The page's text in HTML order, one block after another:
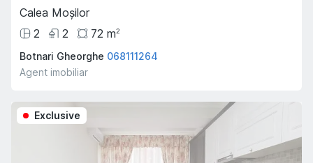
Calea Moșilor
2
2 72 m2
Botnari Gheorghe 068111264
Agent imobiliar
Exclusive